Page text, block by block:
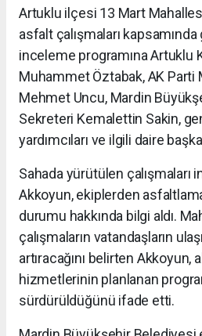
Artuklu ilçesi 13 Mart
asfalt çalışmaları
inceleme programına Artuklu
Muhammet Öztabak, AK Parti
Mehmet Uncu, Mardin
Sekreteri Kemalettin Sakin,
yardımcıları ve ilgili daire
Sahada yürütülen çalışmaları
Akkoyun, ekiplerden
durumu hakkında bilgi aldı.
çalışmaların vatandaşların
artıracağını belirten Akkoyun,
hizmetlerinin planlanan
sürdürüldüğünü ifade etti.